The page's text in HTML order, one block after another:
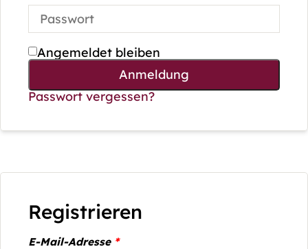
Angemeldet bleiben
Anmeldung
Passwort vergessen?
Registrieren
E-Mail-Adresse *